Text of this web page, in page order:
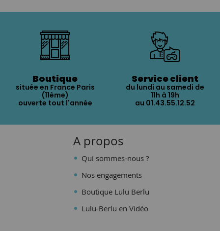
Boutique
située en France Paris
(11ème)
ouverte tout l'année
Service client
du lundi au samedi de
11h à 19h
au 01.43.55.12.52
A propos
Qui sommes-nous ?
Nos engagements
Boutique Lulu Berlu
Lulu-Berlu en Vidéo